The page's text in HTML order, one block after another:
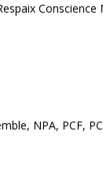
NPA, PCF,